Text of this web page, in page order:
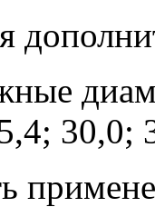
30,0;